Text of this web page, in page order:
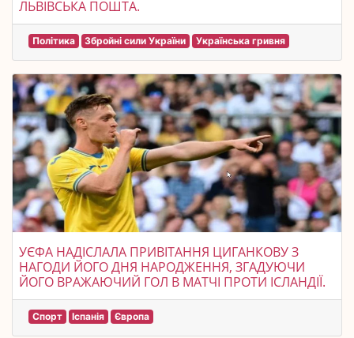
ЛЬВІВСЬКА ПОШТА.
Політика Збройні сили України Українська гривня
УЄФА НАДІСЛАЛА ПРИВІТАННЯ ЦИГАНКОВУ З
НАГОДИ ЙОГО ДНЯ НАРОДЖЕННЯ, ЗГАДУЮЧИ
ЙОГО ВРАЖАЮЧИЙ ГОЛ В МАТЧІ ПРОТИ ІСЛАНДІЇ.
Спорт Іспанія Європа